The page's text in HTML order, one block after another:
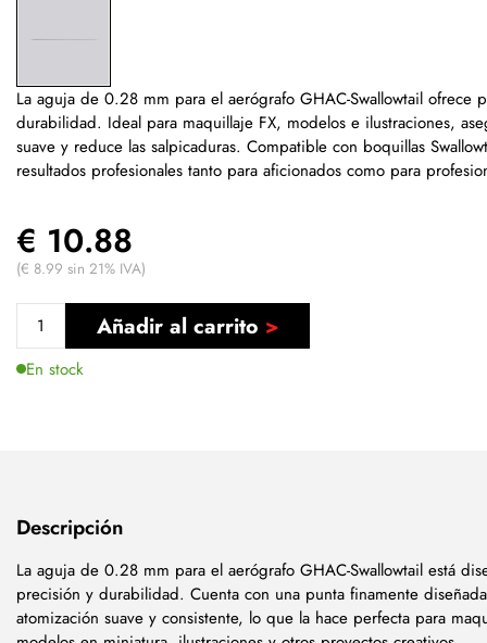
La aguja de 0.28 mm para el aerógrafo GHAC-Swallowtail ofrece
durabilidad. Ideal para maquillaje FX, modelos e ilustraciones,
suave y reduce las salpicaduras. Compatible con boquillas
resultados profesionales tanto para aficionados como para
€ 10.88
(€ 8.99 sin 21% IVA)
Añadir al carrito
En stock
Descripción
La aguja de 0.28 mm para el aerógrafo GHAC-Swallowtail está
precisión y durabilidad. Cuenta con una punta finamente
atomización suave y consistente, lo que la hace perfecta para